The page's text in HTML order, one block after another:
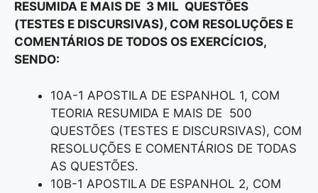
RESUMIDA E MAIS DE 3 MIL QUESTÕES
(TESTES E DISCURSIVAS), COM RESOLUÇÕES E
COMENTÁRIOS DE TODOS OS EXERCÍCIOS,
SENDO:
10A-1 APOSTILA DE ESPANHOL 1, COM
TEORIA RESUMIDA E MAIS DE 500
QUESTÕES (TESTES E DISCURSIVAS), COM
RESOLUÇÕES E COMENTÁRIOS DE TODAS
AS QUESTÕES.
10B-1 APOSTILA DE ESPANHOL 2, COM